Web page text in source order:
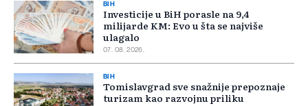
BIH
Investicije u BiH porasle na 9,4
milijarde KM: Evo u šta se najviše
ulagalo
07. 08. 2026.
BIH
Tomislavgrad sve snažnije prepoznaje
turizam kao razvojnu priliku